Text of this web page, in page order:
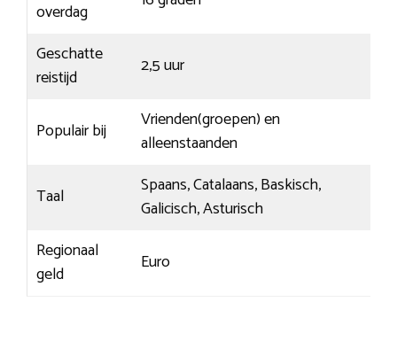
overdag
Geschatte
reistijd
2,5 uur
Populair bij
Vrienden(groepen) en
alleenstaanden
Taal
Spaans, Catalaans, Baskisch,
Galicisch, Asturisch
Regionaal
geld
Euro